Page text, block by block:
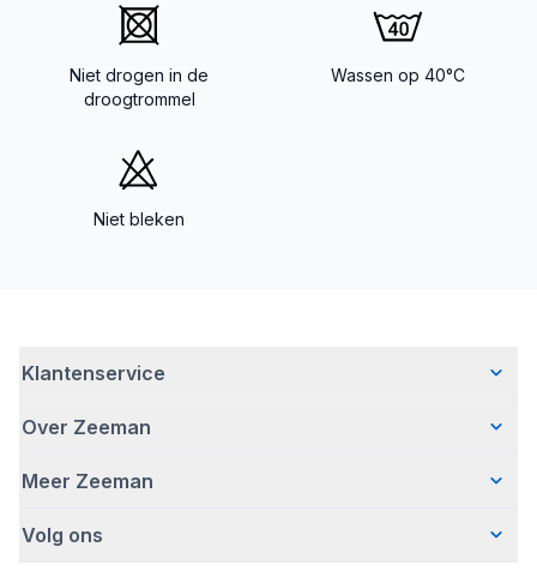
Niet drogen in de
droogtrommel
Wassen op 40°C
Niet bleken
Klantenservice
Veelgestelde vragen
Bezorgen
Retourneren
Over Zeeman
Wie wij zijn
Hoe wij verantwoord ondernemen
Meer Zeeman
Veiligheidswaarschuwing
Volg ons